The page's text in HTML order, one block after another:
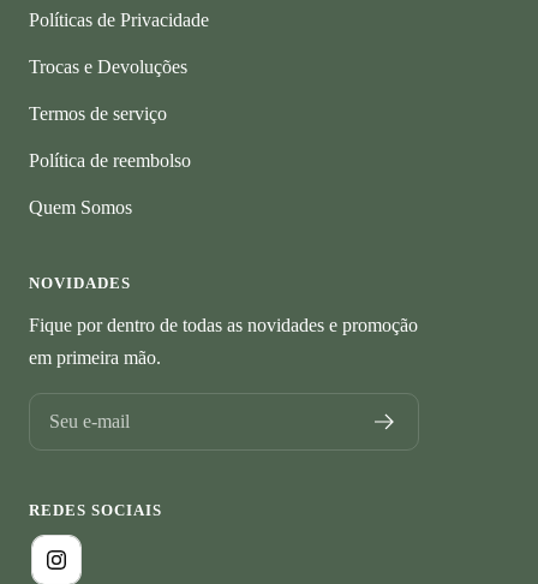
Políticas de Privacidade
Trocas e Devoluções
Termos de serviço
Política de reembolso
Quem Somos
NOVIDADES
Fique por dentro de todas as novidades e promoção
em primeira mão.
Seu e-mail
REDES SOCIAIS